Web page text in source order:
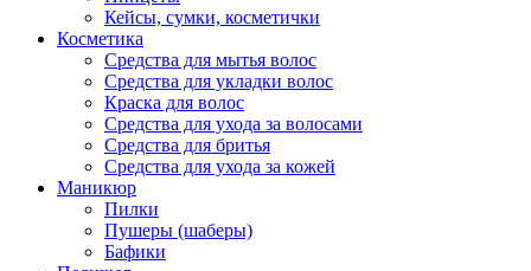
Кейсы, сумки, косметички
Косметика
Средства для мытья волос
Средства для укладки волос
Краска для волос
Средства для ухода за волосами
Средства для бритья
Средства для ухода за кожей
Маникюр
Пилки
Пушеры (шаберы)
Бафики